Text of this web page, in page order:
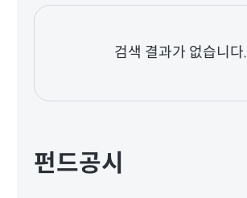
검색 결과가 없습니다.
펀드공시